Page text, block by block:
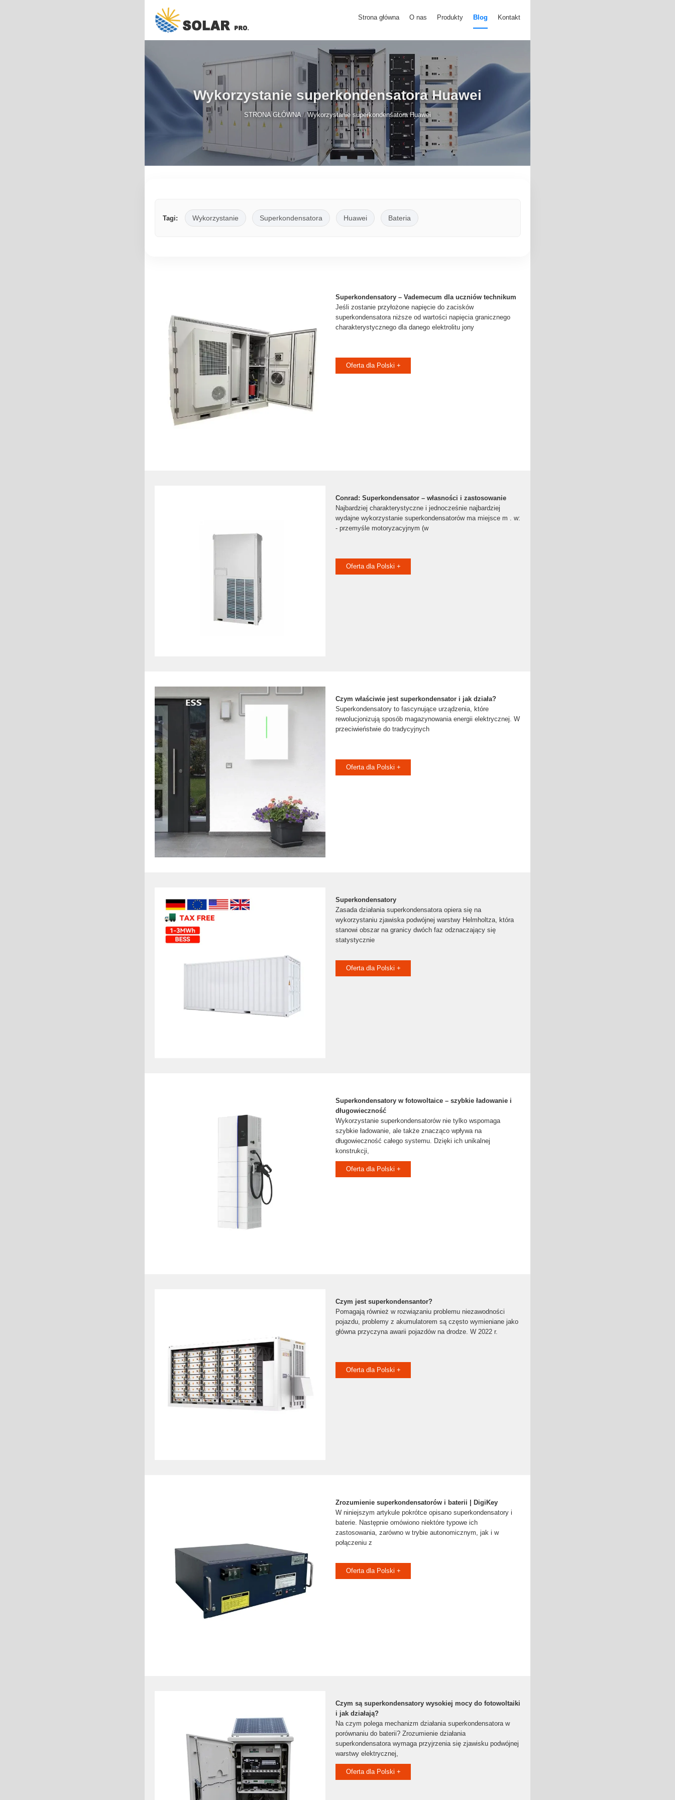
Strona główna O nas Produkty Blog Kontakt
Wykorzystanie superkondensatora Huawei
STRONA GŁÓWNA/ Wykorzystanie superkondensatora Huawei
Tagi: Wykorzystanie Superkondensatora Huawei Bateria
Superkondensatory – Vademecum dla uczniów technikum
Jeśli zostanie przyłożone napięcie do zacisków
superkondensatora niższe od wartości napięcia granicznego
charakterystycznego dla danego elektrolitu jony
Oferta dla Polski +
Conrad: Superkondensator – własności i zastosowanie
Najbardziej charakterystyczne i jednocześnie najbardziej
wydajne wykorzystanie superkondensatorów ma miejsce m . w:
- przemyśle motoryzacyjnym (w
Oferta dla Polski +
Czym właściwie jest superkondensator i jak działa?
Superkondensatory to fascynujące urządzenia, które
rewolucjonizują sposób magazynowania energii elektrycznej. W
przeciwieństwie do tradycyjnych
Oferta dla Polski +
Superkondensatory
Zasada działania superkondensatora opiera się na
wykorzystaniu zjawiska podwójnej warstwy Helmholtza, która
stanowi obszar na granicy dwóch faz odznaczający się
statystycznie
Oferta dla Polski +
Superkondensatory w fotowoltaice – szybkie ładowanie i
długowieczność
Wykorzystanie superkondensatorów nie tylko wspomaga
szybkie ładowanie, ale także znacząco wpływa ⁢na
długowieczność całego⁤ systemu. Dzięki ich unikalnej
konstrukcji,
Oferta dla Polski +
Czym jest superkondensantor?
Pomagają również w rozwiązaniu problemu niezawodności
pojazdu, problemy z akumulatorem są często wymieniane jako
główna przyczyna awarii pojazdów na drodze. W 2022 r.
Oferta dla Polski +
Zrozumienie superkondensatorów i baterii | DigiKey
W niniejszym artykule pokrótce opisano superkondensatory i
baterie. Następnie omówiono niektóre typowe ich
zastosowania, zarówno w trybie autonomicznym, jak i w
połączeniu z
Oferta dla Polski +
Czym są superkondensatory wysokiej mocy do fotowoltaiki
i jak działają?
Na czym polega mechanizm działania superkondensatora w
porównaniu do baterii? Zrozumienie działania
superkondensatora wymaga przyjrzenia się zjawisku podwójnej
warstwy elektrycznej,
Oferta dla Polski +